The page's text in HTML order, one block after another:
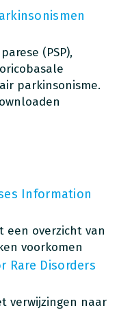
(PSP),
parkinsonisme.
Information
een overzicht van
voorkomen
Rare Disorders
verwijzingen naar